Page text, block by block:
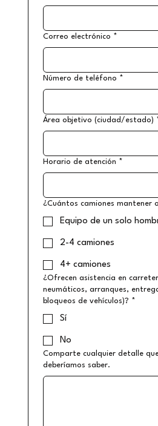
Correo electrónico *
Número de teléfono *
Área objetivo (ciudad/estado)
Horario de atención *
¿Cuántos camiones mantener
Equipo de un solo
2-4 camiones
4+ camiones
¿Ofrecen asistencia en
neumáticos, arranques,
bloqueos de vehículos)? *
Sí
No
Comparte cualquier detalle
deberíamos saber.